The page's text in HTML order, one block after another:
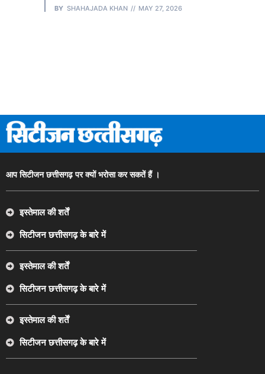
SHAHAJADA KHAN MAY 27, 2026
आप सिटीजन छत्तीसगढ़ पर क्यों भरोसा कर सकतें हैं ।
इस्तेमाल की शर्तें
सिटीजन छत्तीसगढ़ के बारे में
इस्तेमाल की शर्तें
सिटीजन छत्तीसगढ़ के बारे में
इस्तेमाल की शर्तें
सिटीजन छत्तीसगढ़ के बारे में